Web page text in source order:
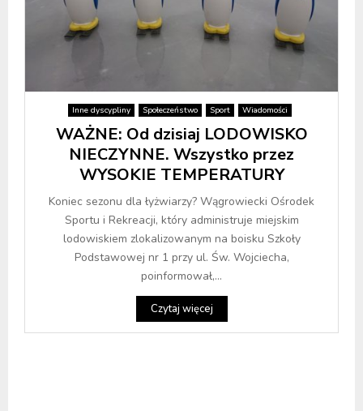
Inne dyscypliny Społeczeństwo Sport Wiadomości
WAŻNE: Od dzisiaj LODOWISKO
NIECZYNNE. Wszystko przez
WYSOKIE TEMPERATURY
Koniec sezonu dla łyżwiarzy? Wągrowiecki Ośrodek
Sportu i Rekreacji, który administruje miejskim
lodowiskiem zlokalizowanym na boisku Szkoły
Podstawowej nr 1 przy ul. Św. Wojciecha,
poinformował,...
Czytaj więcej